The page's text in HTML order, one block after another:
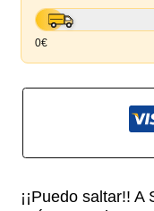
0€
¡¡Puedo saltar!!